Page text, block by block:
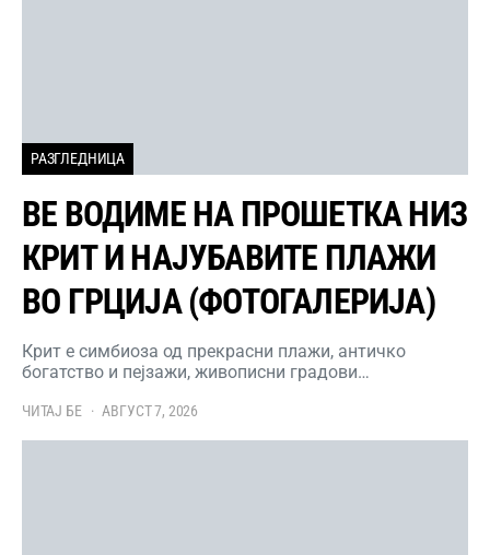
РАЗГЛЕДНИЦА
ВЕ ВОДИМЕ НА ПРОШЕТКА НИЗ
КРИТ И НАЈУБАВИТЕ ПЛАЖИ
ВО ГРЦИЈА (ФОТОГАЛЕРИЈА)
Крит е симбиоза од прекрасни плажи, античко
богатство и пејзажи, живописни градови…
ЧИТАЈ БЕ АВГУСТ 7, 2026